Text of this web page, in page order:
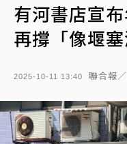
有河書店宣
再撐「像堰塞
2025-10-11 13:40 聯合報